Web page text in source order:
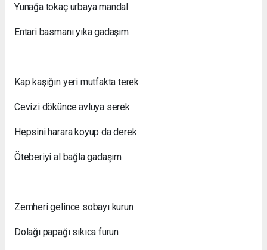
Yunağa tokaç urbaya mandal
Entari basmanı yıka gadaşım
Kap kaşığın yeri mutfakta terek
Cevizi dökünce avluya serek
Hepsini harara koyup da derek
Öteberiyi al bağla gadaşım
Zemheri gelince sobayı kurun
Dolağı papağı sıkıca furun